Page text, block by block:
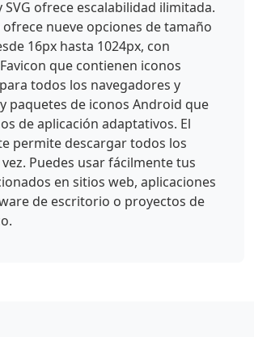
ofrece escalabilidad ilimitada.
nueve opciones de tamaño
16px hasta 1024px, con
que contienen iconos
todos los navegadores y
paquetes de iconos Android que
de aplicación adaptativos. El
permite descargar todos los
Puedes usar fácilmente tus
en sitios web, aplicaciones
de escritorio o proyectos de